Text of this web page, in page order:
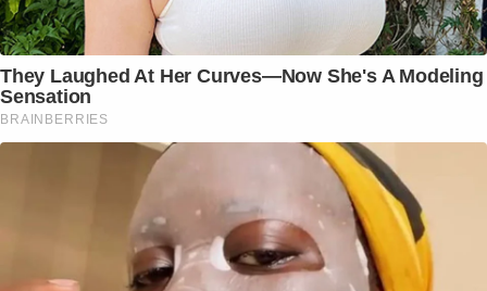
They Laughed At Her Curves—Now She's A Modeling
Sensation
BRAINBERRIES